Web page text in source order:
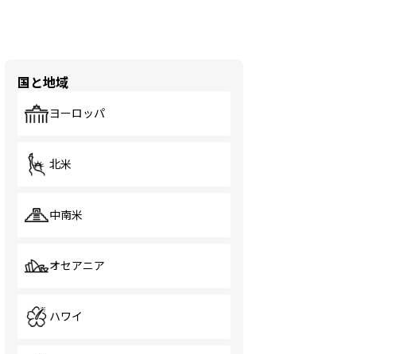
国と地域
ヨーロッパ
北米
中南米
オセアニア
ハワイ